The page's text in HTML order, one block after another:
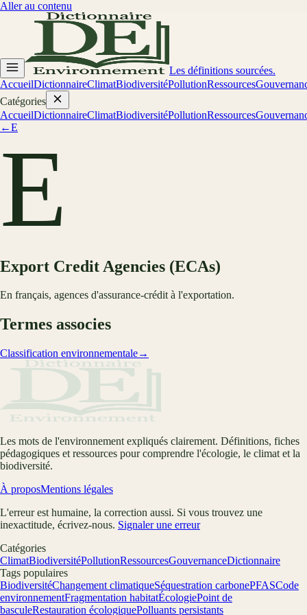
Aller au contenu
Les définitions sourcées.
AccueilDictionnaireClimatBiodiversitéPollutionRessources
Catégories
AccueilDictionnaireClimatBiodiversitéPollutionRessources
←E
E
Export Credit Agencies (ECAs)
En français, agences d'assurance-crédit à l'exportation.
Termes associes
Classification environnementale→
Les mots de l'environnement expliqués clairement. Définitions, fiches
pédagogiques et ressources pour comprendre l'écologie, le climat et la
biodiversité.
À proposMentions légales
L'erreur est humaine, la correction aussi. Si vous trouvez une
inexactitude, écrivez-nous. Signaler une erreur
Catégories
ClimatBiodiversitéPollutionRessourcesGouvernanceDictionnaire
Tags populaires
BiodiversitéChangement climatiqueSéquestration carbonePFASCode
environnementFragmentation habitatÉcologiePoint de
basculeRestauration écologiquePolluants persistants